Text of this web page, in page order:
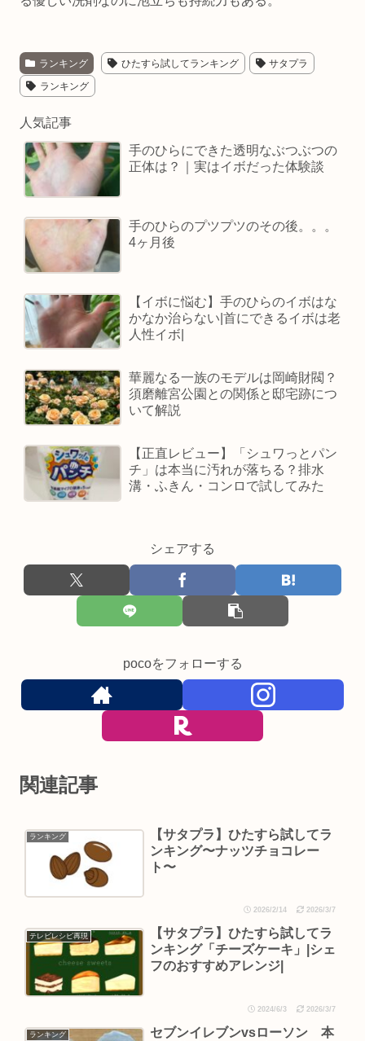
ランキング ひたすら試してランキング サタプラ
ランキング
人気記事
手のひらにできた透明なぶつぶつの
正体は？｜実はイボだった体験談
手のひらのプツプツのその後。。。
4ヶ月後
【イボに悩む】手のひらのイボはな
かなか治らない|首にできるイボは老
人性イボ|
華麗なる一族のモデルは岡崎財閥？
須磨離宮公園との関係と邸宅跡につ
いて解説
【正直レビュー】「シュワっとパン
チ」は本当に汚れが落ちる？排水
溝・ふきん・コンロで試してみた
シェアする
pocoをフォローする
関連記事
ランキング
【サタプラ】ひたすら試してラ
ンキング〜ナッツチョコレー
ト〜
2026/2/14 2026/3/7
テレビレシピ再現
【サタプラ】ひたすら試してラ
ンキング「チーズケーキ」|シェ
フのおすすめアレンジ|
2024/6/3 2026/3/7
ランキング
セブンイレブンvsローソン 本